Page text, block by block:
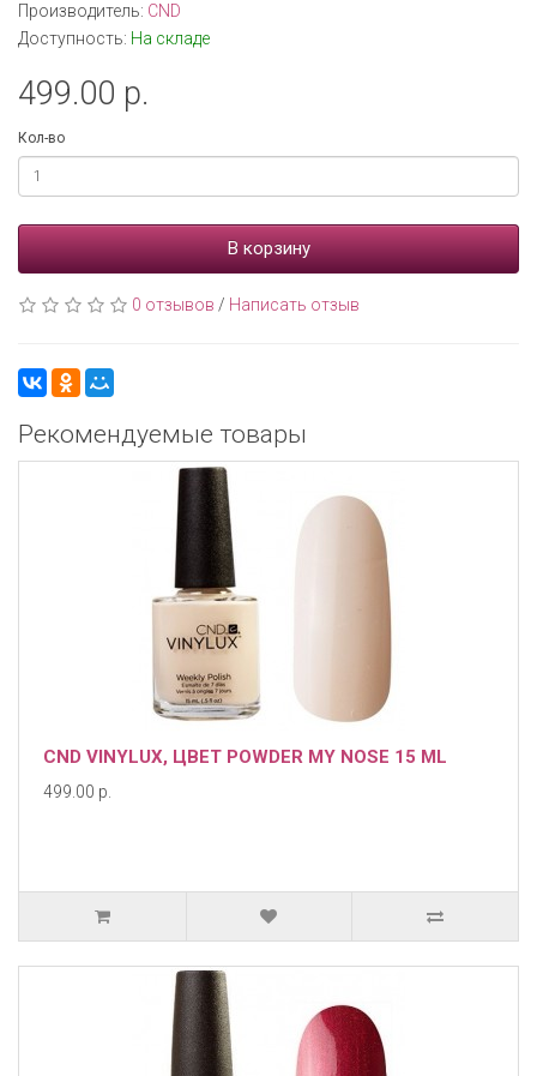
Производитель: CND
Доступность: На складе
499.00 р.
Кол-во
В корзину
0 отзывов / Написать отзыв
Рекомендуемые товары
CND VINYLUX, ЦВЕТ POWDER MY NOSE 15 ML
499.00 р.